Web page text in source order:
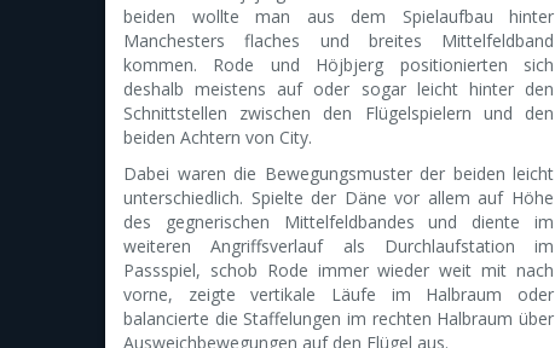
beiden wollte man aus dem Spielaufbau hinter
Manchesters flaches und breites Mittelfeldband
kommen. Rode und Höjbjerg positionierten sich
deshalb meistens auf oder sogar leicht hinter den
Schnittstellen zwischen den Flügelspielern und den
beiden Achtern von City.
Dabei waren die Bewegungsmuster der beiden leicht
unterschiedlich. Spielte der Däne vor allem auf Höhe
des gegnerischen Mittelfeldbandes und diente im
weiteren Angriffsverlauf als Durchlaufstation im
Passspiel, schob Rode immer wieder weit mit nach
vorne, zeigte vertikale Läufe im Halbraum oder
balancierte die Staffelungen im rechten Halbraum über
Ausweichbewegungen auf den Flügel aus.